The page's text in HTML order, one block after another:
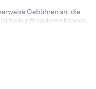
Gebühren an, die
variieren können.